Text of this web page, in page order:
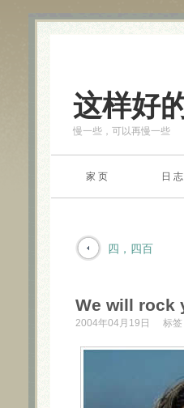
这样好
慢一些，可以再慢一些
家 页 日 志
四，四百
We will rock
2004年04月19日 标签